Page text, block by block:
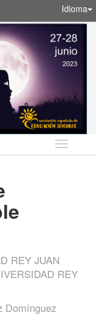
Idioma
Idioma
REY JUAN
REY
Domínguez